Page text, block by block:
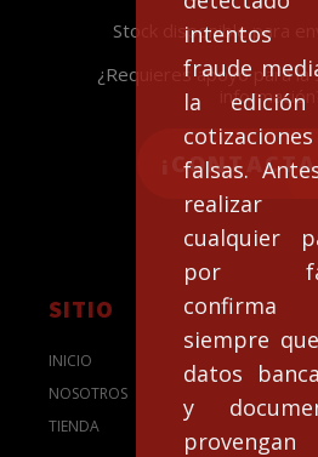
intentos
fraude
la
cotizaciones
falsas.
realizar
cualquier
por
confirma
siempre
datos
y
Stock disponible para
¿Requieres apoyo para la
información?
SITIO
INICIO
NOSOTROS
TIENDA